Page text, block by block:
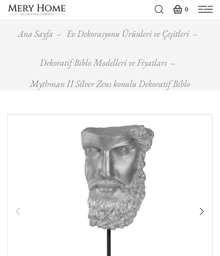
0
Ana Sayfa Ev Dekorasyonu Ürünleri ve Çeşitleri
Dekoratif Biblo Modelleri ve Fiyatları
Mythman II Silver Zeus konulu Dekoratif Biblo